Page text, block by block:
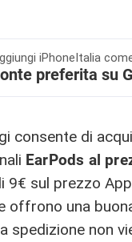
iPhoneItalia
preferita su
consente di
EarPods al
9€ sul prezzo
offrono una
spedizione non